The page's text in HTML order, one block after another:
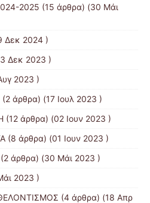
2025 (15 άρθρα) (30 Μάι
Δεκ 2024 )
Δεκ 2023 )
2023 )
(2 άρθρα) (17 Ιουλ 2023 )
(12 άρθρα) (02 Ιουν 2023 )
(8 άρθρα) (01 Ιουν 2023 )
(2 άρθρα) (30 Μάι 2023 )
2023 )
(4 άρθρα) (18 Απρ